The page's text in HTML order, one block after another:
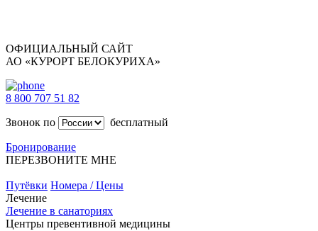
ОФИЦИАЛЬНЫЙ САЙТ
АО «КУРОРТ БЕЛОКУРИХА»
8 800 707 51 82
Звонок по
бесплатный
Бронирование
ПЕРЕЗВОНИТЕ МНЕ
Путёвки Номера / Цены
Лечение
Лечение в санаториях
Центры превентивной медицины